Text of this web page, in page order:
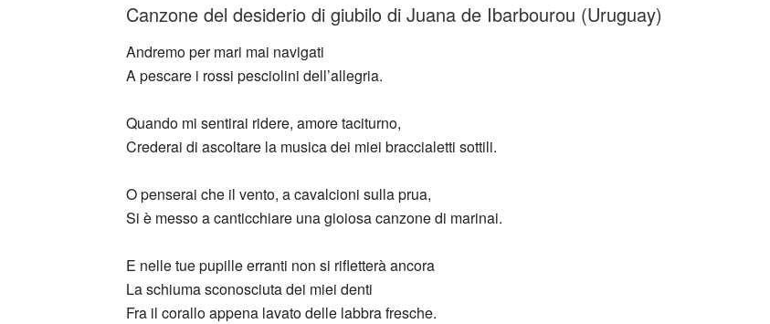
Canzone del desiderio di giubilo di Juana de Ibarbourou (Uruguay)
Andremo per mari mai navigati
A pescare i rossi pesciolini dell’allegria.
Quando mi sentirai ridere, amore taciturno,
Crederai di ascoltare la musica dei miei braccialetti sottili.
O penserai che il vento, a cavalcioni sulla prua,
Si è messo a canticchiare una gioiosa canzone di marinai.
E nelle tue pupille erranti non si rifletterà ancora
La schiuma sconosciuta dei miei denti
Fra il corallo appena lavato delle labbra fresche.